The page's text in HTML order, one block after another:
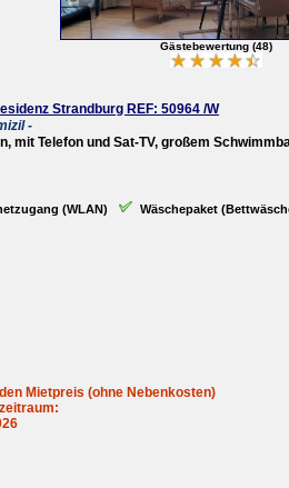
Gästebewertung (48)
Strandburg REF: 50964 /W
Telefon und Sat-TV, großem Schwimmbad
(WLAN) Wäschepaket (Bettwäsche,
(ohne Nebenkosten)